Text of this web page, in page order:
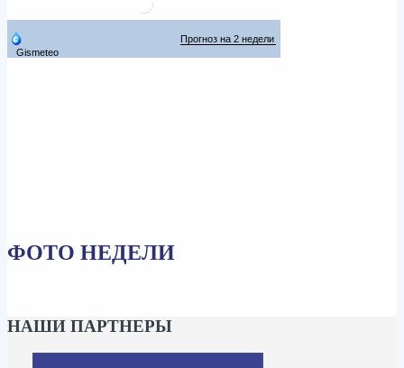
ФОТО НЕДЕЛИ
НАШИ ПАРТНЕРЫ